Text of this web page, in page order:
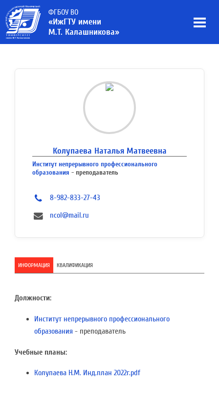
ФГБОУ ВО
«ИжГТУ имени
М.Т. Калашникова»
Колупаева Наталья Матвеевна
Институт непрерывного профессионального
образования - преподаватель
8-982-833-27-43
ncol@mail.ru
ИНФОРМАЦИЯ КВАЛИФИКАЦИЯ
Должности:
Институт непрерывного профессионального
образования - преподаватель
Учебные планы:
Колупаева Н.М. Инд.план 2022г.pdf